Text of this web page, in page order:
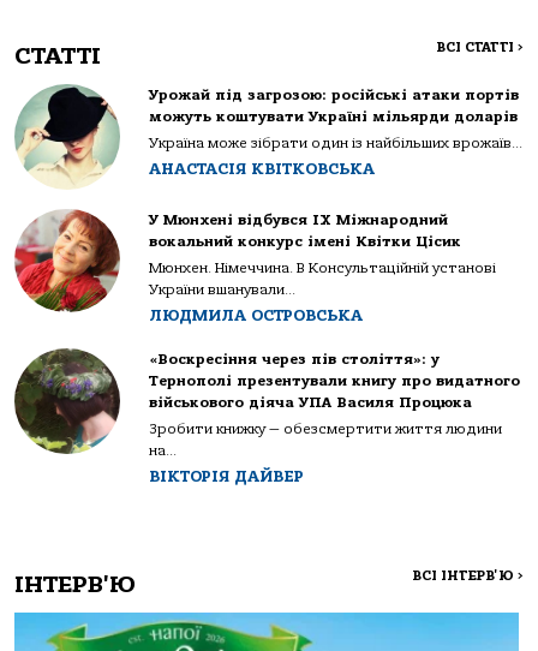
СТАТТІ ВСІ СТАТТІ >
Урожай під загрозою: російські атаки портів
можуть коштувати Україні мільярди доларів
Україна може зібрати один із найбільших врожаїв...
АНАСТАСІЯ КВІТКОВСЬКА
У Мюнхені відбувся IX Міжнародний
вокальний конкурс імені Квітки Цісик
Мюнхен. Німеччина. В Консультаційній установі
України вшанували...
ЛЮДМИЛА ОСТРОВСЬКА
«Воскресіння через пів століття»: у
Тернополі презентували книгу про видатного
військового діяча УПА Василя Процюка
Зробити книжку — обезсмертити життя людини
на...
ВІКТОРІЯ ДАЙВЕР
ІНТЕРВ'Ю ВСІ ІНТЕРВ'Ю >